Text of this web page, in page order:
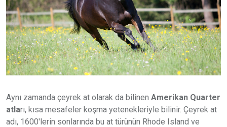
Aynı zamanda çeyrek at olarak da bilinen Amerikan Quarter
atları, kısa mesafeler koşma yetenekleriyle bilinir. Çeyrek at
adı, 1600'lerin sonlarında bu at türünün Rhode Island ve